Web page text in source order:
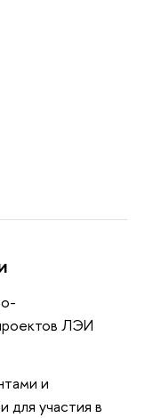
ЛЭИ
и
участия в